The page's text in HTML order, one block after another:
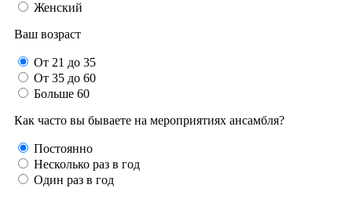
Женский
Ваш возраст
От 21 до 35
От 35 до 60
Больше 60
Как часто вы бываете на мероприятиях ансамбля?
Постоянно
Несколько раз в год
Один раз в год